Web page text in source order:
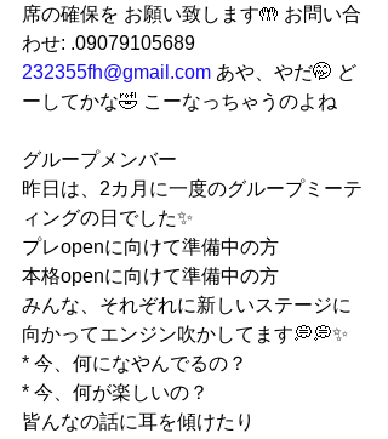
席の確保を お願い致します🤲 お問い合
わせ: .09079105689
232355fh@gmail.com あや、やだ🤭 ど
ーしてかな🤣 こーなっちゃうのよね
グループメンバー
昨日は、2カ月に一度のグループミーテ
ィングの日でした✨
プレopenに向けて準備中の方
本格openに向けて準備中の方
みんな、それぞれに新しいステージに
向かってエンジン吹かしてます💭💭✨
* 今、何になやんでるの？
* 今、何が楽しいの？
皆んなの話に耳を傾けたり